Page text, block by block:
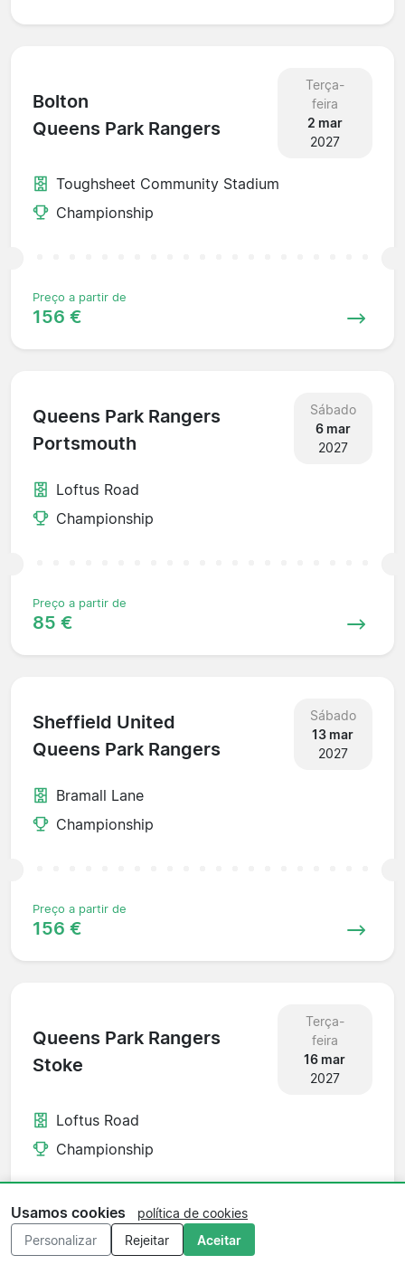
Bolton
Queens Park Rangers
Terça-
feira
2 mar
2027
Toughsheet Community Stadium
Championship
Preço a partir de
156 €
Queens Park Rangers
Portsmouth
Sábado
6 mar
2027
Loftus Road
Championship
Preço a partir de
85 €
Sheffield United
Queens Park Rangers
Sábado
13 mar
2027
Bramall Lane
Championship
Preço a partir de
156 €
Queens Park Rangers
Stoke
Terça-
feira
16 mar
2027
Loftus Road
Championship
Preço a partir de
85 €
Usamos cookies
política de cookies
Personalizar
Rejeitar Aceitar